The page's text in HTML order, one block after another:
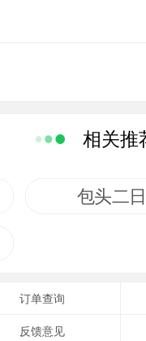
经是敌对的明朝
俺答城曰福化城”
世达赖。后来这座
建筑艺术等内容上
相关推
包头二
订单查询
反馈意见